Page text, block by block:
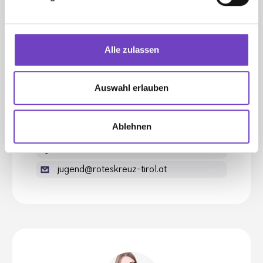
Alle zulassen
Auswahl erlauben
Ablehnen
6063 Rum
MO-DO, 09.00 - 16.00 Uhr
+43 57 144 312
jugend@roteskreuz-tirol.at